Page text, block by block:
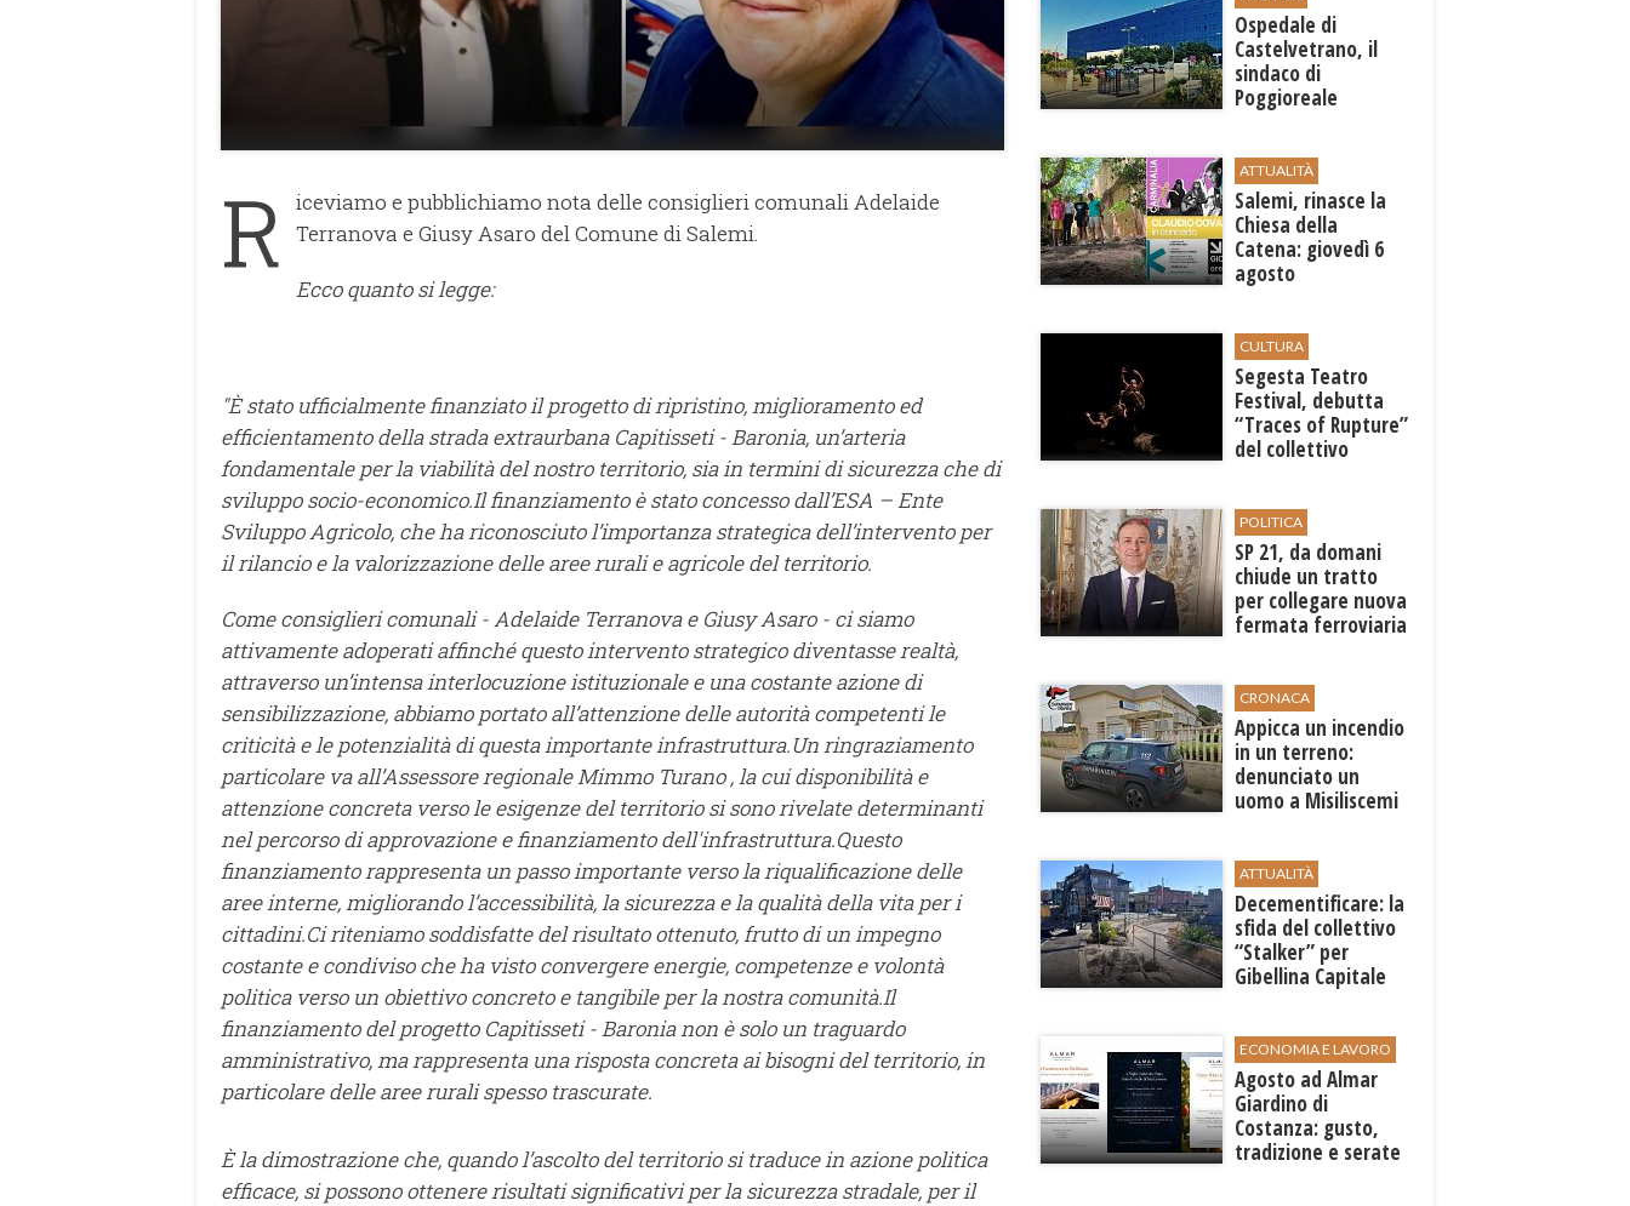
R
iceviamo e pubblichiamo nota delle consiglieri comunali Adelaide
Terranova e Giusy Asaro del Comune di Salemi.
Ecco quanto si legge:
"È stato ufficialmente finanziato il progetto di ripristino, miglioramento ed
efficientamento della strada extraurbana Capitisseti - Baronia, un’arteria
fondamentale per la viabilità del nostro territorio, sia in termini di sicurezza che di
sviluppo socio-economico.Il finanziamento è stato concesso dall’ESA – Ente
Sviluppo Agricolo, che ha riconosciuto l’importanza strategica dell’intervento per
il rilancio e la valorizzazione delle aree rurali e agricole del territorio.
Come consiglieri comunali - Adelaide Terranova e Giusy Asaro - ci siamo
attivamente adoperati affinché questo intervento strategico diventasse realtà,
attraverso un’intensa interlocuzione istituzionale e una costante azione di
sensibilizzazione, abbiamo portato all’attenzione delle autorità competenti le
criticità e le potenzialità di questa importante infrastruttura.Un ringraziamento
particolare va all’Assessore regionale Mimmo Turano , la cui disponibilità e
attenzione concreta verso le esigenze del territorio si sono rivelate determinanti
nel percorso di approvazione e finanziamento dell'infrastruttura.Questo
finanziamento rappresenta un passo importante verso la riqualificazione delle
aree interne, migliorando l’accessibilità, la sicurezza e la qualità della vita per i
cittadini.Ci riteniamo soddisfatte del risultato ottenuto, frutto di un impegno
costante e condiviso che ha visto convergere energie, competenze e volontà
politica verso un obiettivo concreto e tangibile per la nostra comunità.Il
finanziamento del progetto Capitisseti - Baronia non è solo un traguardo
amministrativo, ma rappresenta una risposta concreta ai bisogni del territorio, in
particolare delle aree rurali spesso trascurate.
È la dimostrazione che, quando l’ascolto del territorio si traduce in azione politica
efficace, si possono ottenere risultati significativi per la sicurezza stradale, per il
Ospedale di
Castelvetrano, il
sindaco di
Poggioreale
ATTUALITÀ
Salemi, rinasce la
Chiesa della
Catena: giovedì 6
agosto
CULTURA
Segesta Teatro
Festival, debutta
“Traces of Rupture”
del collettivo
POLITICA
SP 21, da domani
chiude un tratto
per collegare nuova
fermata ferroviaria
CRONACA
Appicca un incendio
in un terreno:
denunciato un
uomo a Misiliscemi
ATTUALITÀ
Decementificare: la
sfida del collettivo
“Stalker” per
Gibellina Capitale
ECONOMIA E LAVORO
Agosto ad Almar
Giardino di
Costanza: gusto,
tradizione e serate